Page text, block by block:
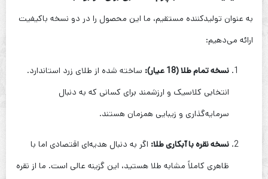
به عنوان تولیدکننده مستقیم، ما این محصول را در دو نسخه باکیفیت
ارائه می‌دهیم:
نسخه تمام طلا (18 عیار):
ساخته شده از طلای زرد استاندارد.
انتخابی کلاسیک و ارزشمند برای کسانی که به دنبال
سرمایه‌گذاری و زیبایی همزمان هستند.
نسخه نقره با آبکاری طلا: اگر به دنبال هدیه‌ای اقتصادی اما با
ظاهری کاملاً مشابه طلا هستید، این گزینه عالی است. ما از نقره